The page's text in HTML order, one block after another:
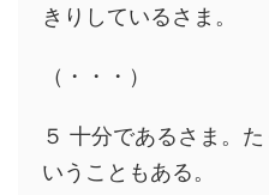
きりしているさま。
（・・・）
５ 十分であるさま。
いうこともある。